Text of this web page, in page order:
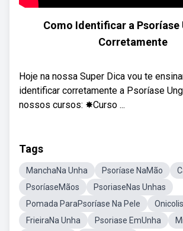
Como Identificar a Psoríase
Corretamente
Hoje na nossa Super Dica vou te
identificar corretamente a Psoríase
nossos cursos: ✸Curso ...
Tags
ManchaNa Unha Psoríase NaMão
PsoríaseMãos
PsoriaseNas Unhas
Pomada ParaPsoríase Na Pele
FrieiraNa Unha
Psoriase EmUnha